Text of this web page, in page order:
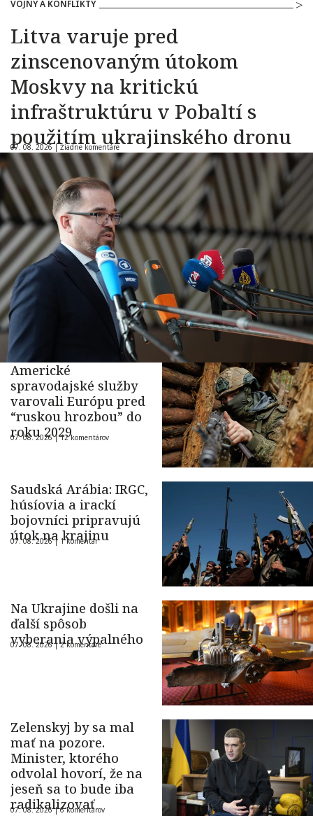
VOJNY A KONFLIKTY
Litva varuje pred
zinscenovaným útokom
Moskvy na kritickú
infraštruktúru v Pobaltí s
použitím ukrajinského dronu
07. 08. 2026 |Žiadne komentáre
Americké
spravodajské služby
varovali Európu pred
“ruskou hrozbou” do
roku 2029
07. 08. 2026 |12 komentárov
Saudská Arábia: IRGC,
húsíovia a irackí
bojovníci pripravujú
útok na krajinu
07. 08. 2026 | 1 komentár
Na Ukrajine došli na
ďalší spôsob
vyberania výpalného
07. 08. 2026 |2 komentáre
Zelenskyj by sa mal
mať na pozore.
Minister, ktorého
odvolal hovorí, že na
jeseň sa to bude iba
radikalizovať
07. 08. 2026 |6 komentárov